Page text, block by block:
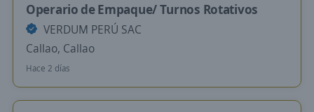
Operario de Empaque/ Turnos Rotativos
VERDUM PERÚ SAC
Callao, Callao
Hace 2 días